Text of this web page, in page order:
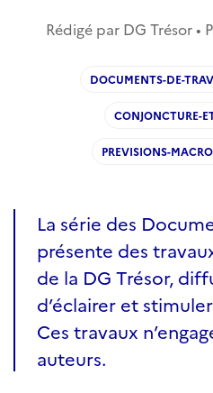
Rédigé par DG Trésor •
DOCUMENTS-DE-
CONJONCTURE-
PREVISIONS-
La série des
présente des
de la DG Trésor,
d’éclairer et
Ces travaux
auteurs.